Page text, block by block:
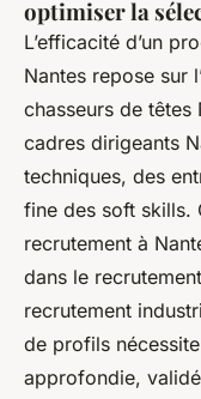
optimiser la
L’efficacité d’un
Nantes repose sur
chasseurs de têtes
cadres dirigeants
techniques, des
fine des soft skills.
recrutement à
dans le
recrutement
de profils
approfondie,